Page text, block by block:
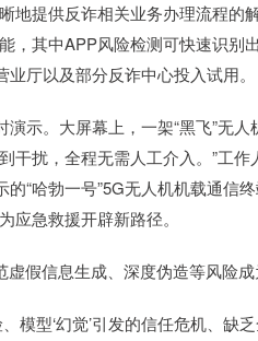
地提供反诈相关业务办理流程的
，其中APP风险检测可快速识别
厅以及部分反诈中心投入试用。
。大屏幕上，一架“黑飞”无人
干扰，全程无需人工介入。”工
的“哈勃一号”5G无人机机载通
急救援开辟新路径。
信息生成、深度伪造等风险成
型‘幻觉’引发的信任危机、缺